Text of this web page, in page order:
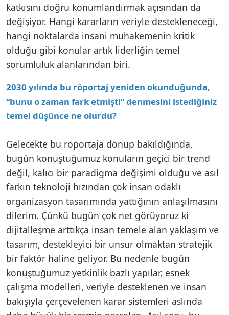
katkısını doğru konumlandırmak açısından da
değişiyor. Hangi kararların veriyle destekleneceği,
hangi noktalarda insani muhakemenin kritik
olduğu gibi konular artık liderliğin temel
sorumluluk alanlarından biri.
2030 yılında bu röportaj yeniden okunduğunda,
“bunu o zaman fark etmişti” denmesini istediğiniz
temel düşünce ne olurdu?
Gelecekte bu röportaja dönüp bakıldığında,
bugün konuştuğumuz konuların geçici bir trend
değil, kalıcı bir paradigma değişimi olduğu ve asıl
farkın teknoloji hızından çok insan odaklı
organizasyon tasarımında yattığının anlaşılmasını
dilerim. Çünkü bugün çok net görüyoruz ki
dijitalleşme arttıkça insan temele alan yaklaşım ve
tasarım, destekleyici bir unsur olmaktan stratejik
bir faktör haline geliyor. Bu nedenle bugün
konuştuğumuz yetkinlik bazlı yapılar, esnek
çalışma modelleri, veriyle desteklenen ve insan
bakışıyla çerçevelenen karar sistemleri aslında